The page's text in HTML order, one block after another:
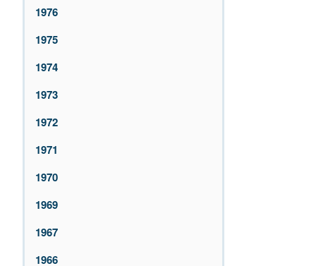
1976
1975
1974
1973
1972
1971
1970
1969
1967
1966